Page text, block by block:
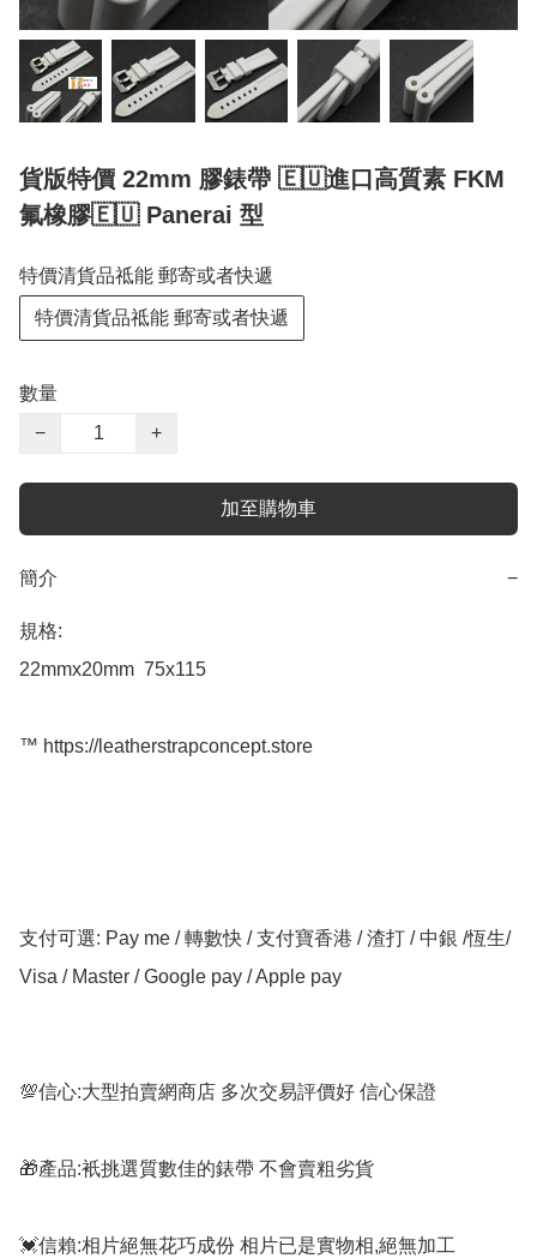
貨版特價 22mm 膠錶帶 🇪🇺進口高質素 FKM
氟橡膠🇪🇺 Panerai 型
特價清貨品祗能 郵寄或者快遞
特價清貨品祗能 郵寄或者快遞
數量
−
+
加至購物車
簡介 −
規格:
22mmx20mm  75x115
™️ https://leatherstrapconcept.store
支付可選: Pay me / 轉數快 / 支付寶香港 / 渣打 / 中銀 /恆生/
Visa / Master / Google pay / Apple pay
💯信心:大型拍賣網商店 多次交易評價好 信心保證
🎁產品:衹挑選質數佳的錶帶 不會賣粗劣貨
💓信賴:相片絕無花巧成份 相片已是實物相,絕無加工